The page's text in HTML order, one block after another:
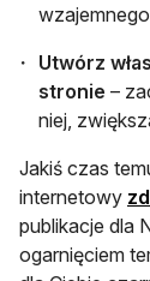
Utwórz
stronie –
niej,
Jakiś czas
internetowy
publikacje dla
ogarnięciem